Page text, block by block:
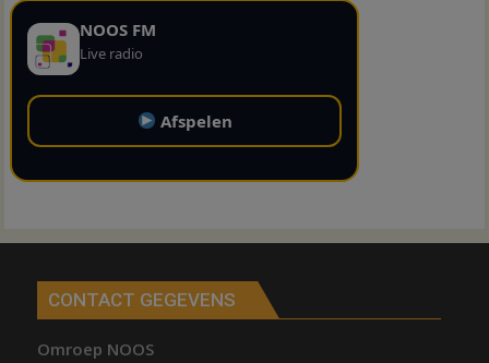
NOOS FM
Live radio
Afspelen
CONTACT GEGEVENS
Omroep NOOS